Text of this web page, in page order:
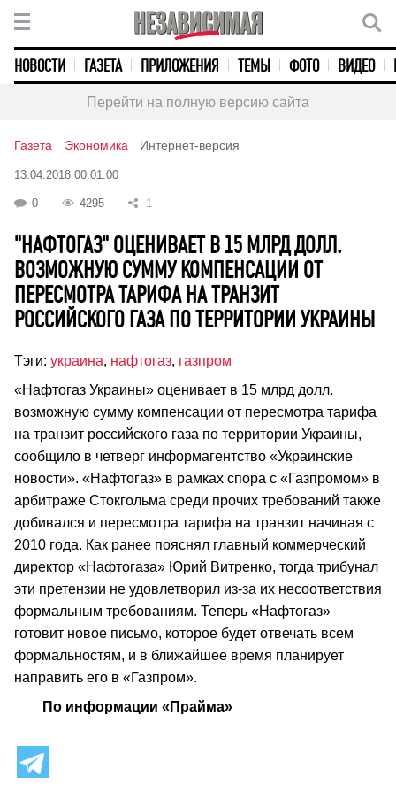
НОВОСТИ ГАЗЕТА ПРИЛОЖЕНИЯ ТЕМЫ ФОТО ВИДЕО
Перейти на полную версию сайта
Газета Экономика Интернет-версия
13.04.2018 00:01:00
0 4295 1
"НАФТОГАЗ" ОЦЕНИВАЕТ В 15 МЛРД ДОЛЛ.
ВОЗМОЖНУЮ СУММУ КОМПЕНСАЦИИ ОТ
ПЕРЕСМОТРА ТАРИФА НА ТРАНЗИТ
РОССИЙСКОГО ГАЗА ПО ТЕРРИТОРИИ УКРАИНЫ
Тэги: украина, нафтогаз, газпром
«Нафтогаз Украины» оценивает в 15 млрд долл.
возможную сумму компенсации от пересмотра тарифа
на транзит российского газа по территории Украины,
сообщило в четверг информагентство «Украинские
новости». «Нафтогаз» в рамках спора с «Газпромом» в
арбитраже Стокгольма среди прочих требований также
добивался и пересмотра тарифа на транзит начиная с
2010 года. Как ранее пояснял главный коммерческий
директор «Нафтогаза» Юрий Витренко, тогда трибунал
эти претензии не удовлетворил из-за их несоответствия
формальным требованиям. Теперь «Нафтогаз»
готовит новое письмо, которое будет отвечать всем
формальностям, и в ближайшее время планирует
направить его в «Газпром».
По информации «Прайма»